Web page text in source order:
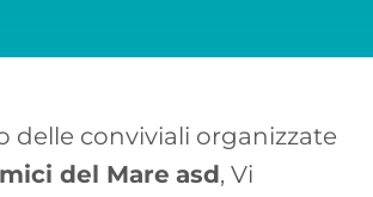
delle conviviali organizzate
del Mare asd, Vi